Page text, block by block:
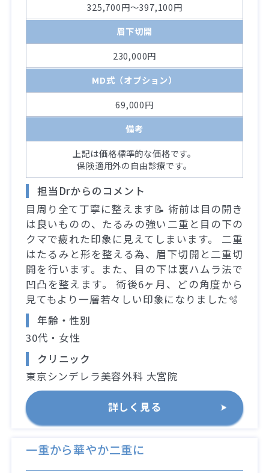
325,700円～397,100円
眉下切開
230,000円
MD式（オプション）
69,000円
備考
上記は価格標準的な価格です。
保険適用外の自由診療です。
担当Drからのコメント
目周り全て丁寧に整えます📝 術前は目の開き
は良いものの、たるみの強い二重と目の下の
クマで疲れた印象に見えてしまいます。 二重
はたるみと形を整える為、眉下切開と二重切
開を行います。また、目の下は裏ハムラ法で
凹凸を整えます。 術後6ヶ月、どの角度から
見てもより一層若々しい印象になりました🫧
年齢・性別
30代・女性
クリニック
東京シンデレラ美容外科 大宮院
詳しく見る
一重から華やか二重に